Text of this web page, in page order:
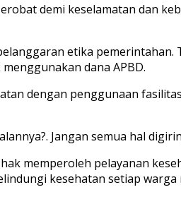
demi keselamatan dan
etika
dana APBD.
dengan penggunaan
Jangan semua hal
memperoleh pelayanan
kesehatan setiap